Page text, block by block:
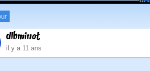
dlbminot
il y a 11 ans